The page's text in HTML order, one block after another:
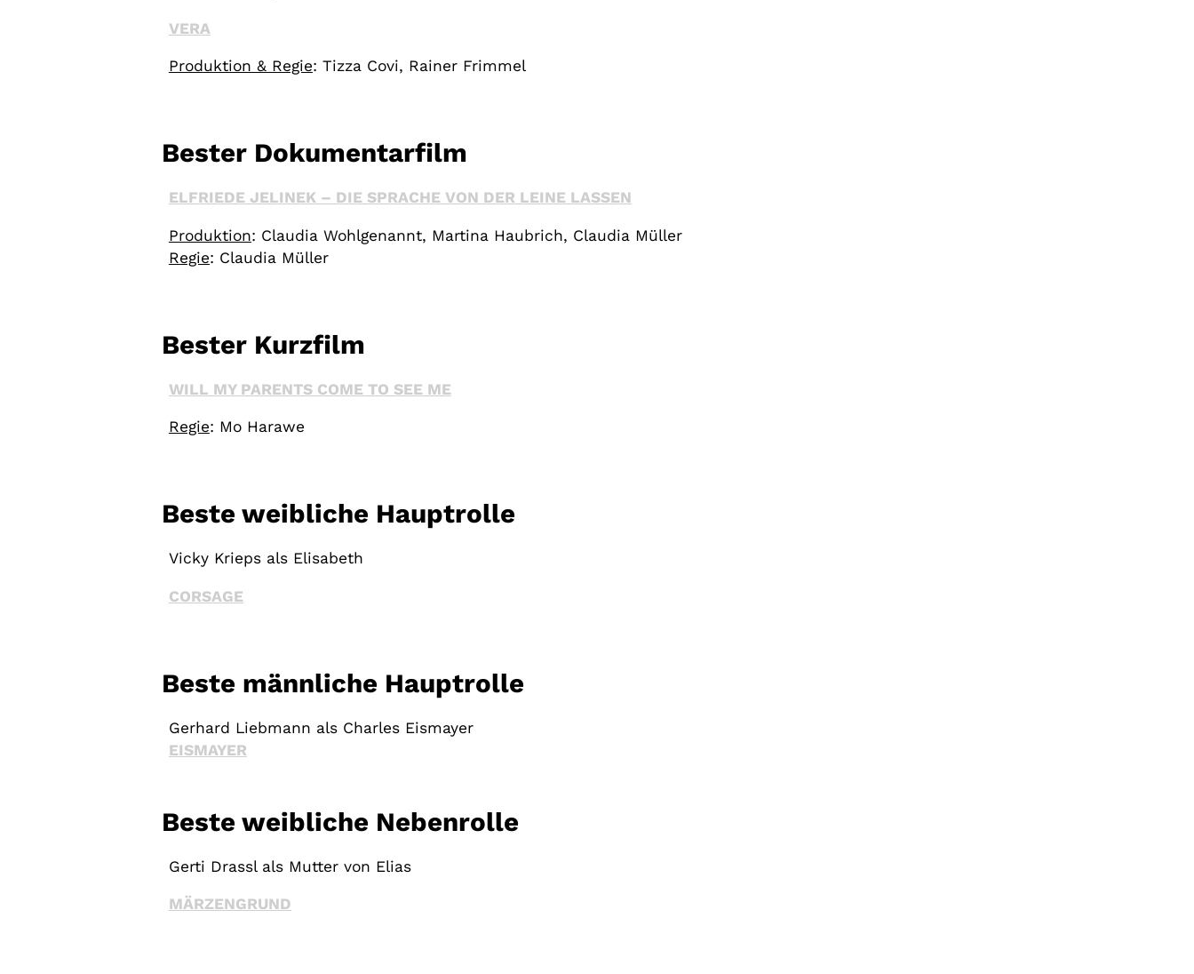
VERA
Produktion & Regie: Tizza Covi, Rainer Frimmel
Bester Dokumentarfilm
ELFRIEDE JELINEK – DIE SPRACHE VON DER LEINE LASSEN
Produktion: Claudia Wohlgenannt, Martina Haubrich, Claudia Müller
Regie: Claudia Müller
Bester Kurzfilm
WILL MY PARENTS COME TO SEE ME
Regie: Mo Harawe
Beste weibliche Hauptrolle
Vicky Krieps als Elisabeth
CORSAGE
Beste männliche Hauptrolle
Gerhard Liebmann als Charles Eismayer
EISMAYER
Beste weibliche Nebenrolle
Gerti Drassl als Mutter von Elias
MÄRZENGRUND